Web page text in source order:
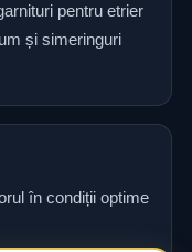
pentru etrier
și simeringuri
în condiții optime